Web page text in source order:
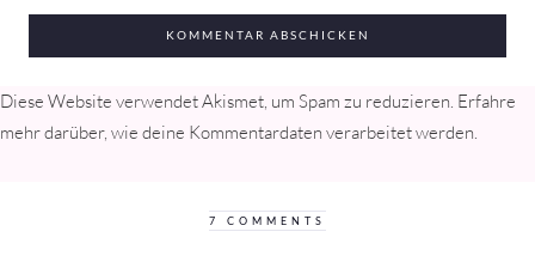
Diese Website verwendet Akismet, um Spam zu reduzieren. Erfahre
mehr darüber, wie deine Kommentardaten verarbeitet werden
7 COMMENTS